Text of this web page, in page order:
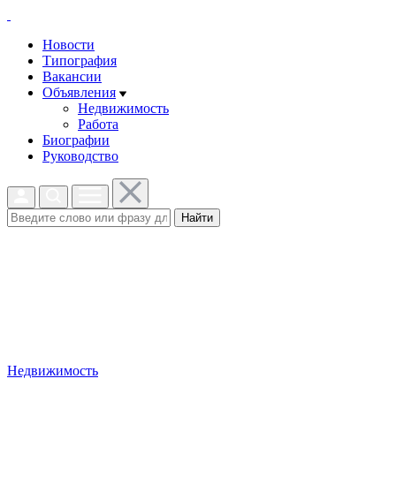
Новости
Типография
Вакансии
Объявления
Недвижимость
Работа
Биографии
Руководство
Найти
Недвижимость